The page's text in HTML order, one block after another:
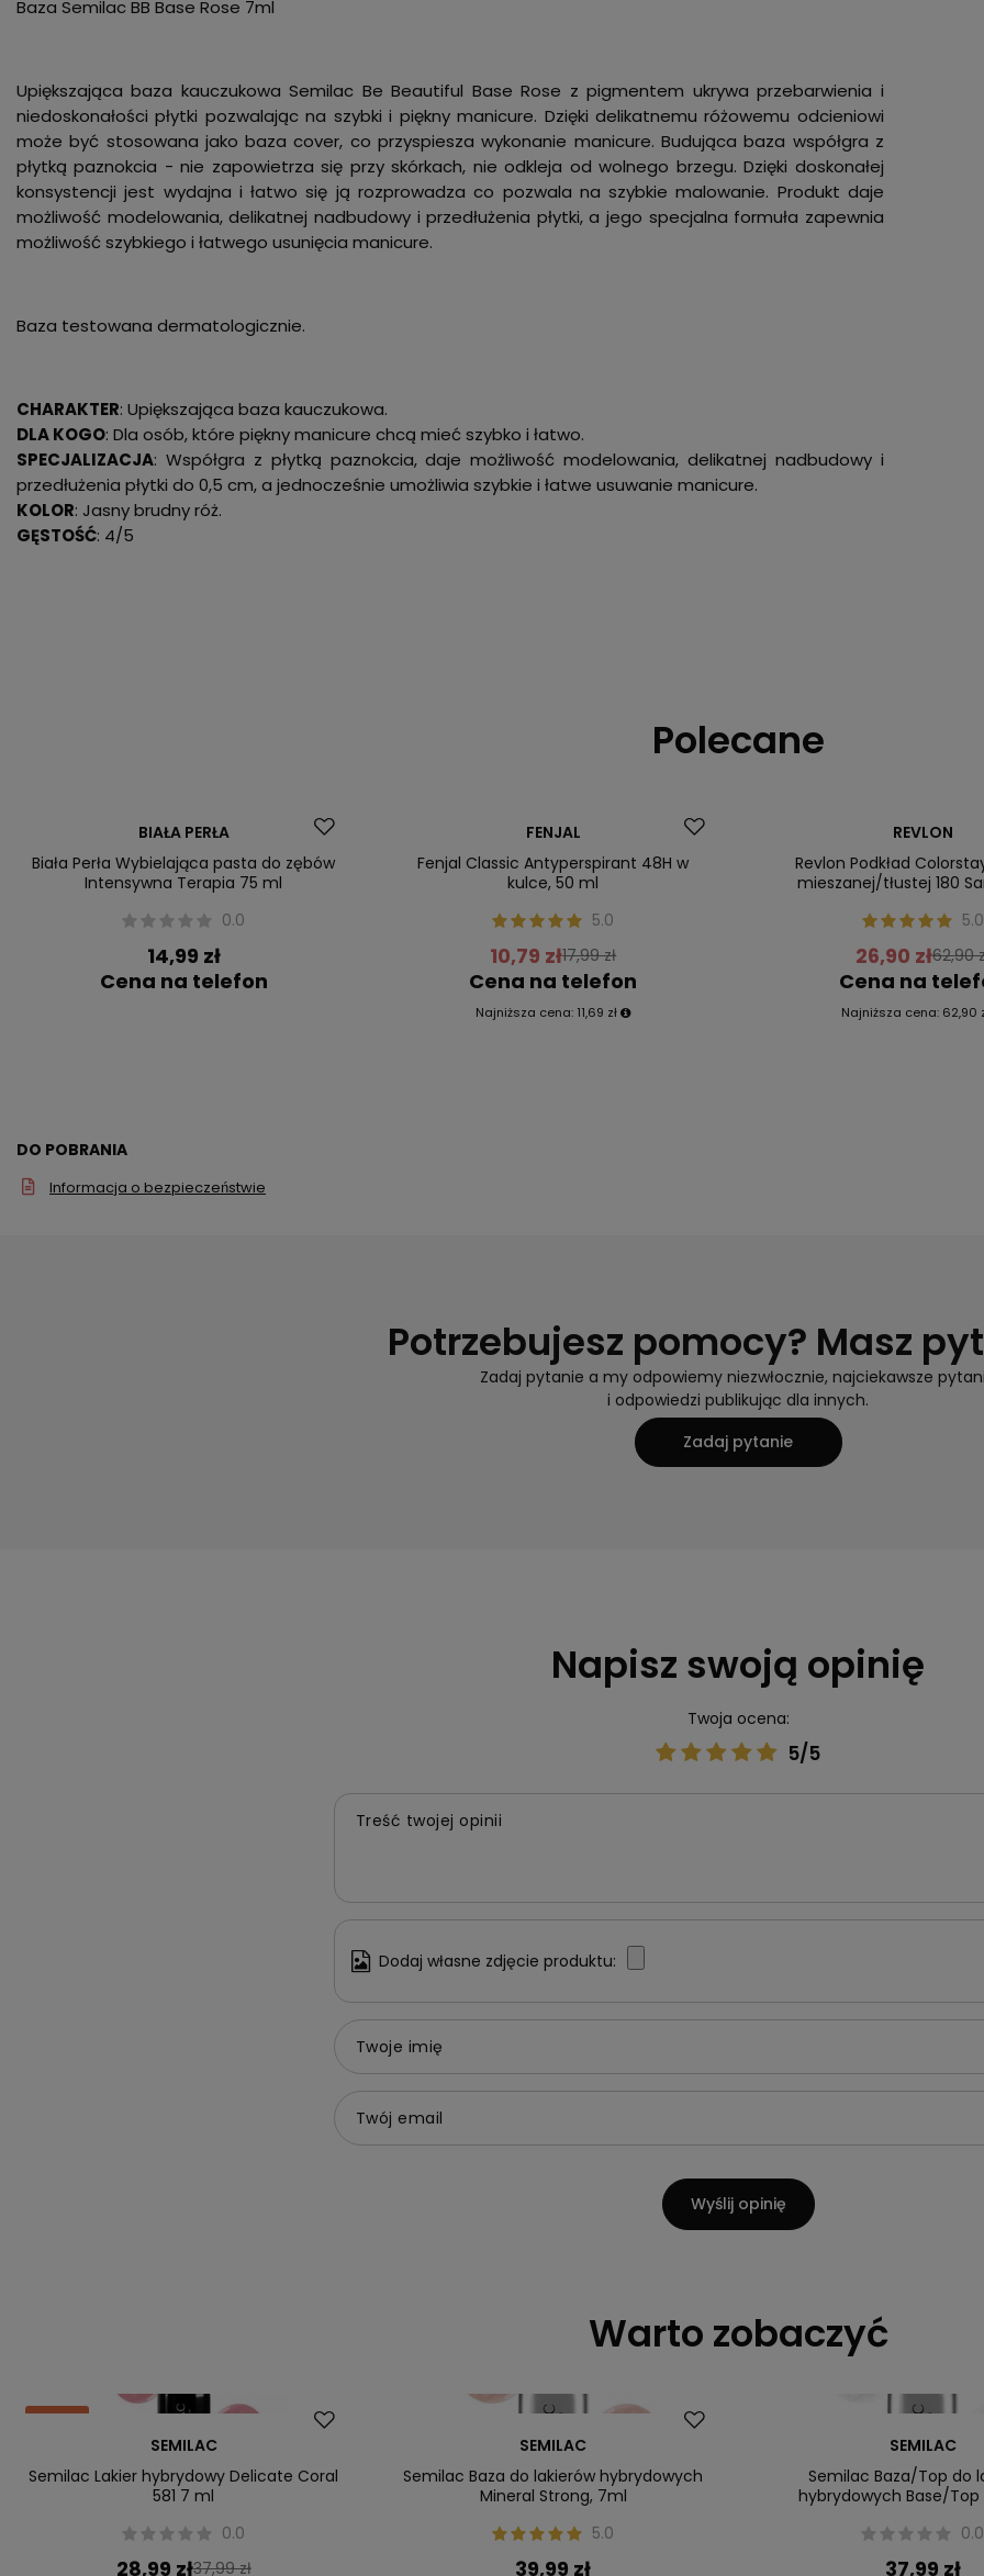
Baza Semilac BB Base Rose 7ml
Upiększająca baza kauczukowa Semilac Be Beautiful Base Rose z pigmentem ukrywa przebarwienia i
niedoskonałości płytki pozwalając na szybki i piękny manicure. Dzięki delikatnemu różowemu odcieniowi
może być stosowana jako baza cover, co przyspiesza wykonanie manicure. Budująca baza współgra z
płytką paznokcia - nie zapowietrza się przy skórkach, nie odkleja od wolnego brzegu. Dzięki doskonałej
konsystencji jest wydajna i łatwo się ją rozprowadza co pozwala na szybkie malowanie. Produkt daje
możliwość modelowania, delikatnej nadbudowy i przedłużenia płytki, a jego specjalna formuła zapewnia
możliwość szybkiego i łatwego usunięcia manicure.
Baza testowana dermatologicznie.
CHARAKTER: Upiększająca baza kauczukowa.
DLA KOGO: Dla osób, które piękny manicure chcą mieć szybko i łatwo.
SPECJALIZACJA: Współgra z płytką paznokcia, daje możliwość modelowania, delikatnej nadbudowy i
przedłużenia płytki do 0,5 cm, a jednocześnie umożliwia szybkie i łatwe usuwanie manicure.
KOLOR: Jasny brudny róż.
GĘSTOŚĆ: 4/5
Polecane
BIAŁA PERŁA
Biała Perła Wybielająca pasta do zębów
Intensywna Terapia 75 ml
0.0
14,99 zł
Cena na telefon
FENJAL
Fenjal Classic Antyperspirant 48H w
kulce, 50 ml
5.0
10,79 zł17,99 zł
Cena na telefon
Najniższa cena: 11,69 zł
REVLON
Revlon Podkład
mieszanej/tłustej 180
5.0
26,90 zł62,90
Cena na
Najniższa cena: 62,90
DO POBRANIA
Informacja o bezpieczeństwie
Potrzebujesz pomocy? Masz
Zadaj pytanie a my odpowiemy niezwłocznie, najciekawsze
i odpowiedzi publikując dla innych.
Zadaj pytanie
Napisz swoją opinię
Twoja ocena:
5/5
Treść twojej opinii
Dodaj własne zdjęcie produktu:
Twoje imię
Twój email
Wyślij opinię
Warto zobaczyć
Okazja
SEMILAC
Semilac Lakier hybrydowy Delicate Coral
581 7 ml
0.0
28,99 zł37,99 zł
SEMILAC
Semilac Baza do lakierów hybrydowych
Mineral Strong, 7ml
5.0
39,99 zł
SEMILAC
Semilac Baza/Top do
hybrydowych Base/Top
0.0
37,99 zł